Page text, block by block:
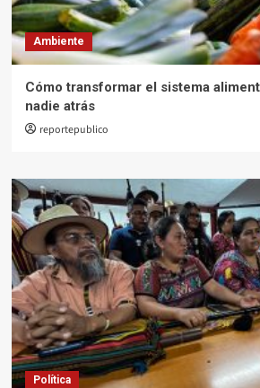
Ambiente
Cómo transformar el sistema
nadie atrás
reportepublico
Política